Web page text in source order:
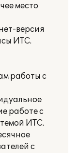
место
версия
ИТС.
работы с
работе с
ИТС.
с